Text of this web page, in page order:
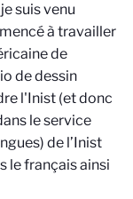
suis venu
à travailler
de
de dessin
l'Inist (et donc
le service
de l’Inist
le français ainsi